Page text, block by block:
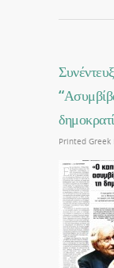
Printed Greek